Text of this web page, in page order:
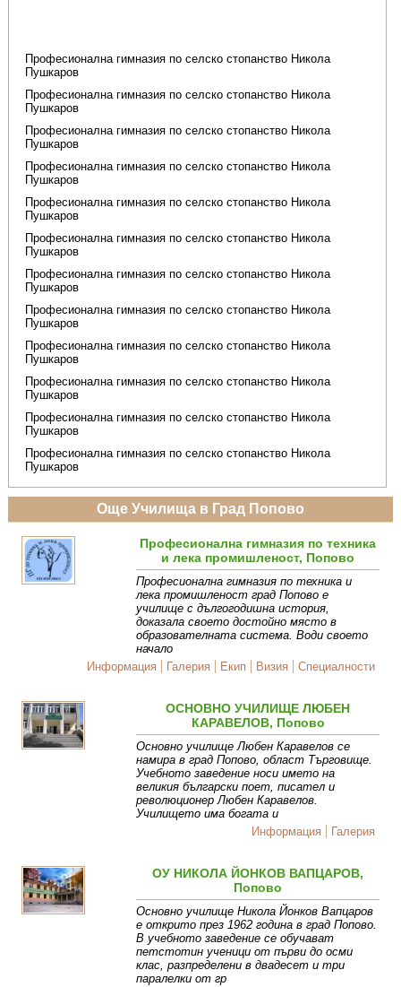
Професионална гимназия по селско стопанство Никола
Пушкаров
Професионална гимназия по селско стопанство Никола
Пушкаров
Професионална гимназия по селско стопанство Никола
Пушкаров
Професионална гимназия по селско стопанство Никола
Пушкаров
Професионална гимназия по селско стопанство Никола
Пушкаров
Професионална гимназия по селско стопанство Никола
Пушкаров
Професионална гимназия по селско стопанство Никола
Пушкаров
Професионална гимназия по селско стопанство Никола
Пушкаров
Професионална гимназия по селско стопанство Никола
Пушкаров
Професионална гимназия по селско стопанство Никола
Пушкаров
Професионална гимназия по селско стопанство Никола
Пушкаров
Професионална гимназия по селско стопанство Никола
Пушкаров
Още Училища в Град Попово
Професионална гимназия по техника
и лека промишленост, Попово
Професионална гимназия по техника и
лека промишленост град Попово е
училище с дългогодишна история,
доказала своето достойно място в
образователната система. Води своето
начало
Информация
Галерия Екип Визия Специалности
ОСНОВНО УЧИЛИЩЕ ЛЮБЕН
КАРАВЕЛОВ, Попово
Основно училище Любен Каравелов се
намира в град Попово, област Търговище.
Учебното заведение носи името на
великия български поет, писател и
революционер Любен Каравелов.
Училището има богата и
Информация
Галерия
ОУ НИКОЛА ЙОНКОВ ВАПЦАРОВ,
Попово
Основно училище Никола Йонков Вапцаров
е открито през 1962 година в град Попово.
В учебното заведение се обучават
петстотин ученици от първи до осми
клас, разпределени в двадесет и три
паралелки от гр